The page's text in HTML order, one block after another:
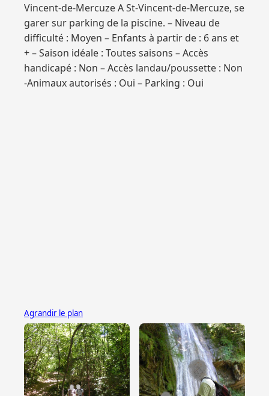
Vincent-de-Mercuze A St-Vincent-de-Mercuze, se
garer sur parking de la piscine. – Niveau de
difficulté : Moyen – Enfants à partir de : 6 ans et
+ – Saison idéale : Toutes saisons – Accès
handicapé : Non – Accès landau/poussette : Non
-Animaux autorisés : Oui – Parking : Oui
Agrandir le plan